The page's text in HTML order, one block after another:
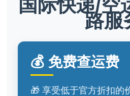
国际快递/空
路服
💰 免费查运费
🎁 享受低于官方折扣的